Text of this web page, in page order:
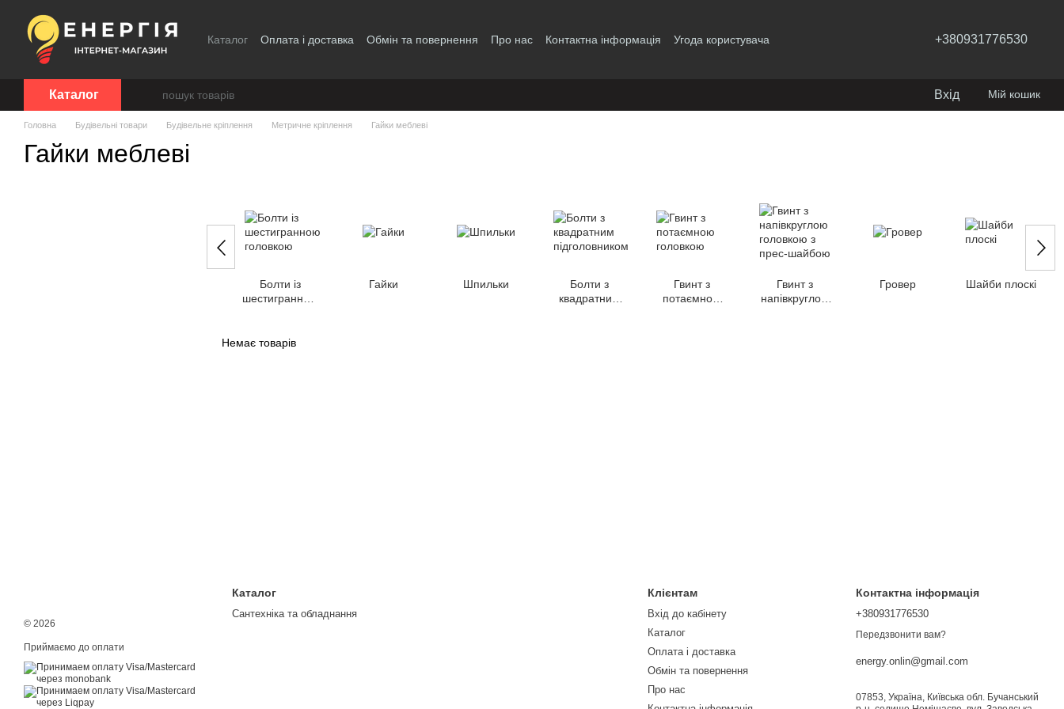
Каталог Оплата і доставка Обмін та повернення Про нас Контактна інформація Угода користувача +380931776530
Каталог Вхід Мій кошик
Головна Будівельні товари Будівельне кріплення Метричне кріплення Гайки меблеві
Гайки меблеві
Болти із
шестигранною
Гайки Шпильки
Болти з
квадратним
Гвинт з
потаємною
Гвинт з
напівкруглою
Гровер Шайби плоскі
Немає товарів
© 2026
Приймаємо до оплати
Каталог
Сантехніка та обладнання
Клієнтам
Вхід до кабінету
Каталог
Оплата і доставка
Обмін та повернення
Про нас
Контактна інформація
+380931776530
Передзвонити вам?
energy.onlin@gmail.com
07853, Україна, Київська обл. Бучанський